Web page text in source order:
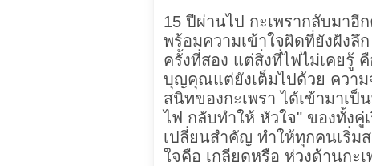
15 ปีผ่านไป กะเพรากลับมาอี
พร้อมความเข้าใจผิดที่ยังฝังลึ
ครั้งที่สอง แต่สิ่งที่ไฟไม่เคยรู้
บุญคุณแต่ยังเต็มไปด้วย ควา
สนิทของกะเพรา ได้เข้ามาเ
ไฟ กลับทำให้ หัวใจ" ของทั้งคู่
เปลี่ยนสำคัญ ทำให้ทุกคนเริ่ม
ใจคือ เกลียดหรือ ห่วงด้านกะ